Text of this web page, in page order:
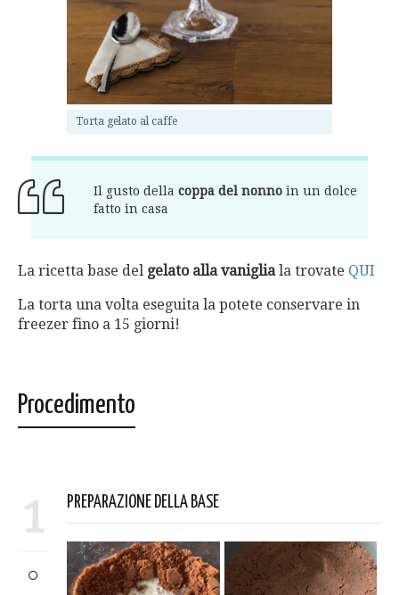
Torta gelato al caffe
Il gusto della coppa del nonno in un dolce
fatto in casa
La ricetta base del gelato alla vanigliala trovate QUI
La torta una volta eseguita la potete conservare in
freezer fino a 15 giorni!
Procedimento
1 PREPARAZIONE DELLA BASE